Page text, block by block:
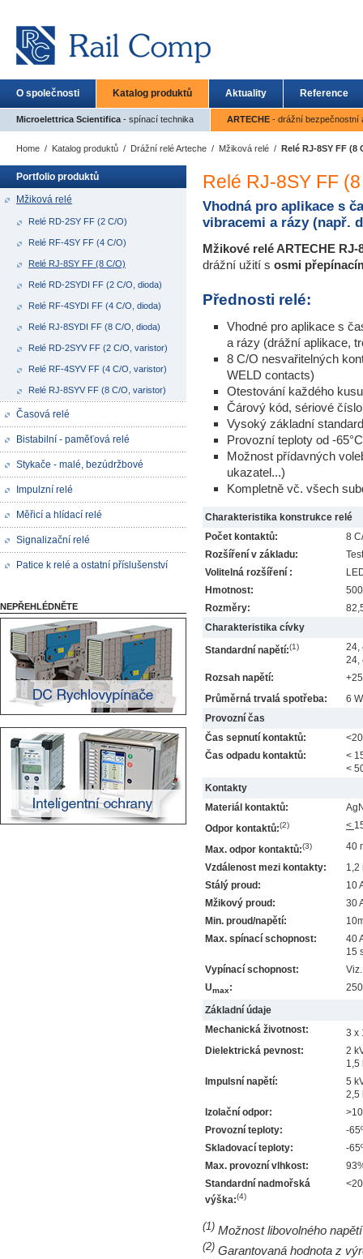
O společnosti Katalog produktů Aktuality Reference
Microelettrica Scientifica - spínací technika ARTECHE - drážní bezpečnostní
Home / Katalog produktů / Drážní relé Arteche / Mžiková relé / Relé RJ-8SY FF (8
Portfolio produktů
Mžiková relé
Relé RD-2SY FF (2 C/O)
Relé RF-4SY FF (4 C/O)
Relé RJ-8SY FF (8 C/O)
Relé RD-2SYDI FF (2 C/O, dioda)
Relé RF-4SYDI FF (4 C/O, dioda)
Relé RJ-8SYDI FF (8 C/O, dioda)
Relé RD-2SYV FF (2 C/O, varistor)
Relé RF-4SYV FF (4 C/O, varistor)
Relé RJ-8SYV FF (8 C/O, varistor)
Časová relé
Bistabilní - paměťová relé
Stykače - malé, bezúdržbové
Impulzní relé
Měřicí a hlídací relé
Signalizační relé
Patice k relé a ostatní příslušenství
NEPŘEHLÉDNĚTE
Relé RJ-8SY FF
Vhodná pro aplikace s
vibracemi a rázy (např.
Mžikové relé ARTECHE RJ-
drážní užití s osmi
Přednosti relé:
Vhodné pro aplikace s
a rázy (drážní aplikace,
8 C/O nesvařitelných
WELD contacts)
Otestování každého
Čárový kód, sériové
Vysoký základní
Provozní teploty od -
Možnost přídavných
ukazatel...)
Kompletně vč. všech
Charakteristika konstrukce relé
Počet kontaktů:
8
Rozšíření v základu:
Volitelná rozšíření :
Hmotnost:
Rozměry:
Charakteristika cívky
Standardní napětí:(1)
24,
24,
Rozsah napětí:
Průměrná trvalá spotřeba:
6 W
Provozní čas
Čas sepnutí kontaktů:
Čas odpadu kontaktů:
<
<
Kontakty
Materiál kontaktů:
Odpor kontaktů:(2) <
Max. odpor kontaktů:(3)
40
Vzdálenost mezi kontakty:
1,2
Stálý proud:
10
Mžikový proud:
30
Min. proud/napětí:
Max. spínací schopnost:
40
15
Vypínací schopnost:
Umax:
Základní údaje
Mechanická životnost:
3 x
Dielektrická pevnost:
2
1,5
Impulsní napětí:
5
2,5
Izolační odpor:
Provozní teploty:
-
Skladovací teploty:
-
Max. provozní vlhkost:
Standardní nadmořská
výška:(4)
(1) Možnost libovolného
(2) Garantovaná hodnota z